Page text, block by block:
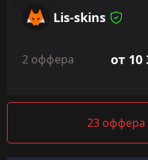
Lis-skins
2 оффера от 10
23 оффера